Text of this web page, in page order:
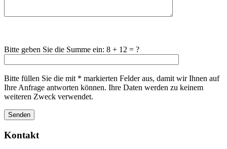
Bitte geben Sie die Summe ein: 8 + 12 = ?
Bitte füllen Sie die mit * markierten Felder aus, damit wir Ihnen auf
Ihre Anfrage antworten können. Ihre Daten werden zu keinem
weiteren Zweck verwendet.
Footer
Kontakt